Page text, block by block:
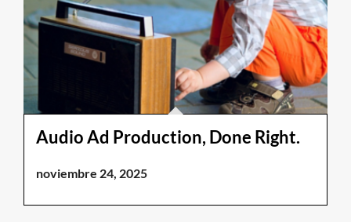
Audio Ad Production, Done Right.
noviembre 24, 2025